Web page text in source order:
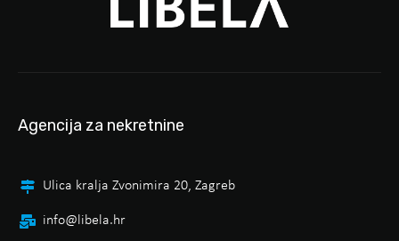
Agencija za nekretnine
Ulica kralja Zvonimira 20, Zagreb
info@libela.hr